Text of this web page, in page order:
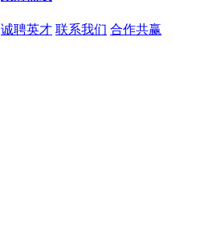
诚聘英才 联系我们 合作共赢